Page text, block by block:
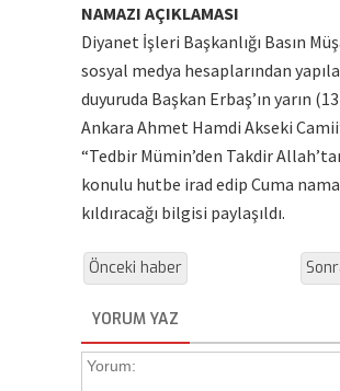
NAMAZI AÇIKLAMASI
Diyanet İşleri Başkanlığı Basın
sosyal medya hesaplarından
duyuruda Başkan Erbaş’ın yarın
Ankara Ahmet Hamdi Akseki
“Tedbir Mümin’den Takdir
konulu hutbe irad edip Cuma
kıldıracağı bilgisi paylaşıldı.
Önceki haber
YORUM YAZ